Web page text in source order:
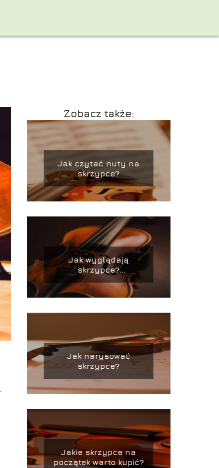
Zobacz także:
Jak czytać nuty na
skrzypce?
Jak wyglądają
skrzypce?
Charakterystyczne
cechy budowy
Jak narysować
skrzypce?
Jakie skrzypce na
początek warto kupić?